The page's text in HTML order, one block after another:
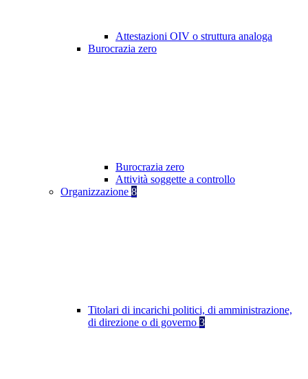
Attestazioni OIV o struttura analoga
Burocrazia zero
Burocrazia zero
Attività soggette a controllo
Organizzazione 8
Titolari di incarichi politici, di amministrazione,
di direzione o di governo 3